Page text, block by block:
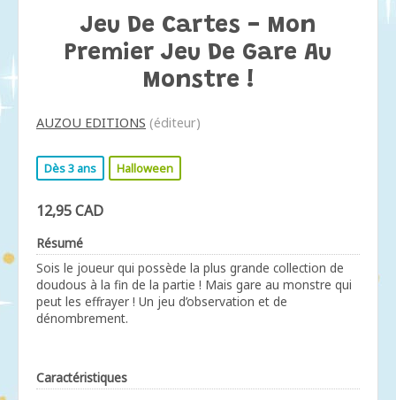
Jeu De Cartes - Mon
Premier Jeu De Gare Au
Monstre !
AUZOU EDITIONS (éditeur)
Dès 3 ans Halloween
12,95 CAD
Résumé
Sois le joueur qui possède la plus grande collection de
doudous à la fin de la partie ! Mais gare au monstre qui
peut les effrayer ! Un jeu d’observation et de
dénombrement.
Caractéristiques